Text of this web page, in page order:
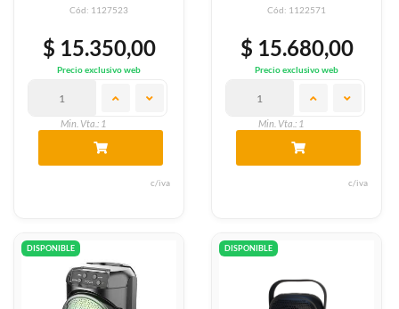
Cód: 1127523
$ 15.350,00
Precio exclusivo web
Min. Vta.: 1
c/iva
Cód: 1122571
$ 15.680,00
Precio exclusivo web
Min. Vta.: 1
c/iva
DISPONIBLE DISPONIBLE